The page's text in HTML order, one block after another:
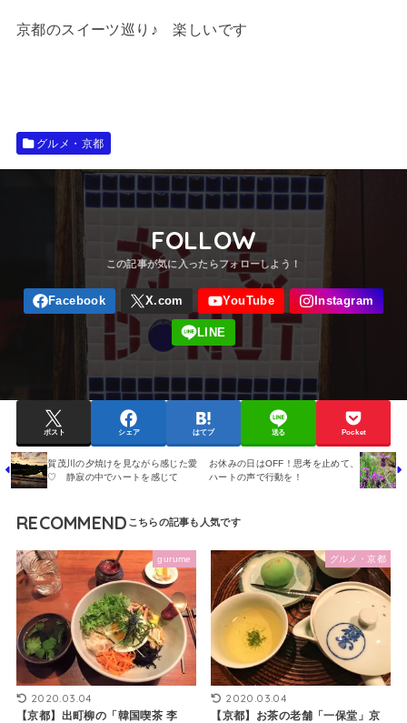
京都のスイーツ巡り♪ 楽しいです
グルメ・京都
FOLLOW
ポスト シェア はてブ 送る Pocket
賀茂川の夕焼けを見ながら感じた愛
♡ 静寂の中でハートを感じて
お休みの日はOFF！思考を止めて、
ハートの声で行動を！
RECOMMEND
gurume
2020.03.04
【京都】出町柳の「韓国喫茶 李
グルメ・京都
2020.03.04
【京都】お茶の老舗「一保堂」京